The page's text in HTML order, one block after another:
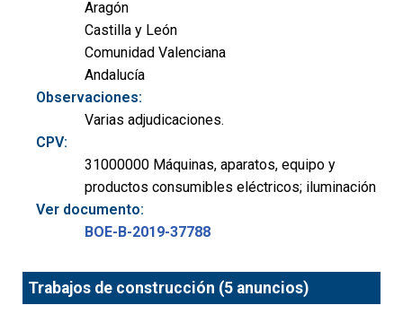
Aragón
Castilla y León
Comunidad Valenciana
Andalucía
Observaciones:
Varias adjudicaciones.
CPV:
31000000 Máquinas, aparatos, equipo y
productos consumibles eléctricos; iluminación
Ver documento:
BOE-B-2019-37788
Trabajos de construcción (5 anuncios)